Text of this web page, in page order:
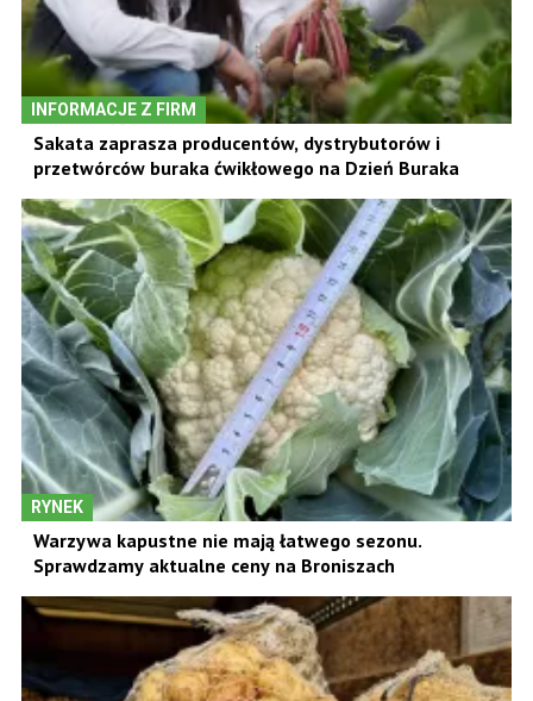
INFORMACJE Z FIRM
Sakata zaprasza producentów, dystrybutorów i
przetwórców buraka ćwikłowego na Dzień Buraka
RYNEK
Warzywa kapustne nie mają łatwego sezonu.
Sprawdzamy aktualne ceny na Broniszach